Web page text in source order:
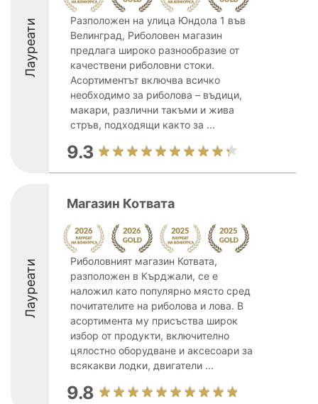
Лауреати
Разположен на улица Юндола 1 във
Велинград, Риболовен магазин
предлага широко разнообразие от
качествени риболовни стоки.
Асортиментът включва всичко
необходимо за риболова – въдици,
макари, различни такъми и жива
стръв, подходящи както за ...
9.3
Лауреати
Магазин Котвата
Риболовният магазин Котвата,
разположен в Кърджали, се е
наложил като популярно място сред
почитателите на риболова и лова. В
асортимента му присъства широк
избор от продукти, включително
цялостно оборудване и аксесоари за
всякакви лодки, двигатели ...
9.8